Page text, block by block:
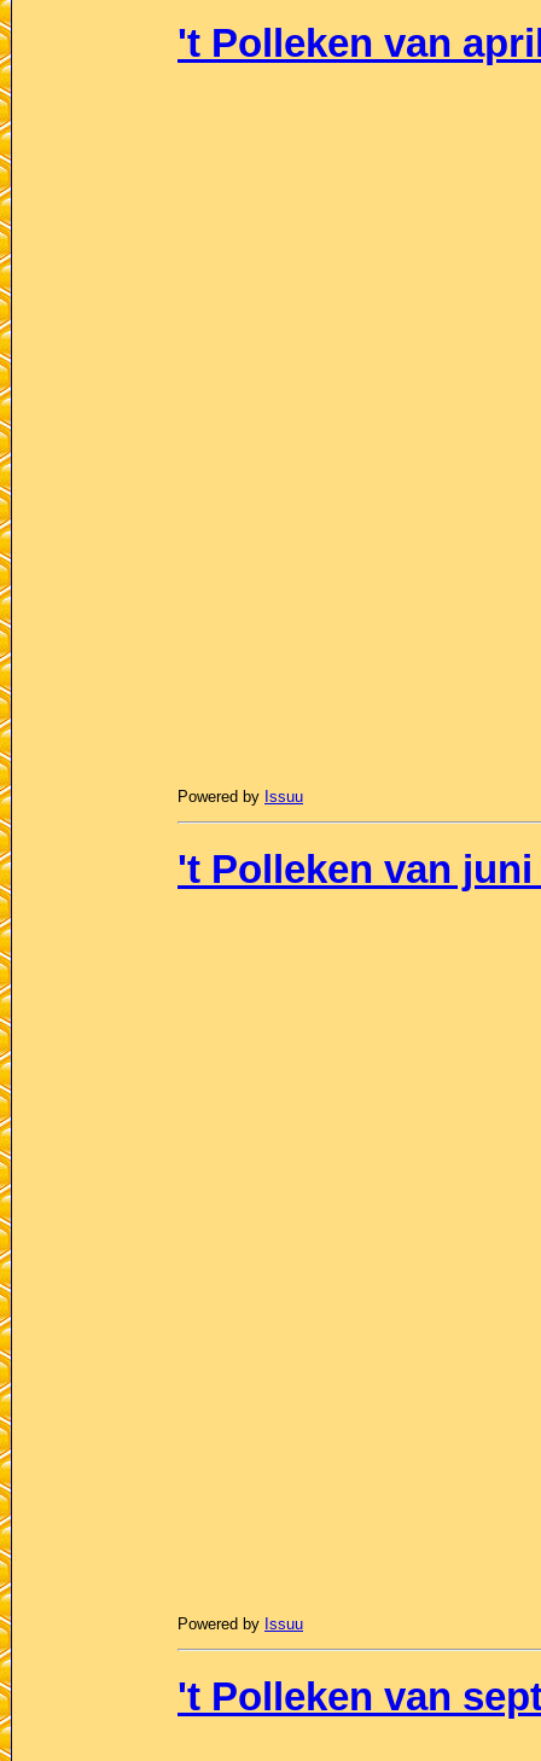
't Polleken van
Powered by Issuu
't Polleken van juni
Powered by Issuu
't Polleken van